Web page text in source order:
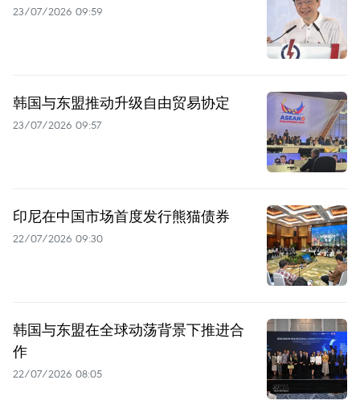
23/07/2026 09:59
韩国与东盟推动升级自由贸易协定
23/07/2026 09:57
印尼在中国市场首度发行熊猫债券
22/07/2026 09:30
韩国与东盟在全球动荡背景下推进合
作
22/07/2026 08:05